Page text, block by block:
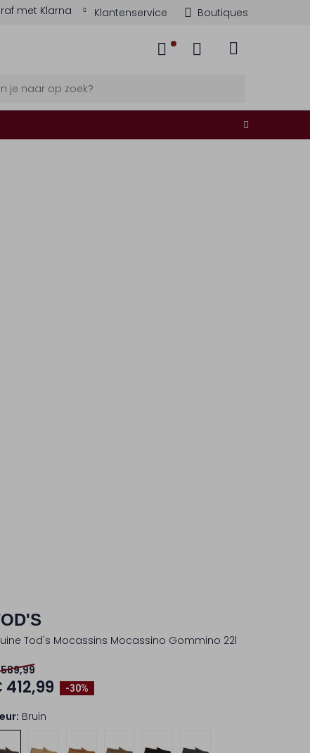
met Klarna Klantenservice Boutiques
Tod's Mocassins Mocassino Gommino 22l
-30%
412,99
Bruin